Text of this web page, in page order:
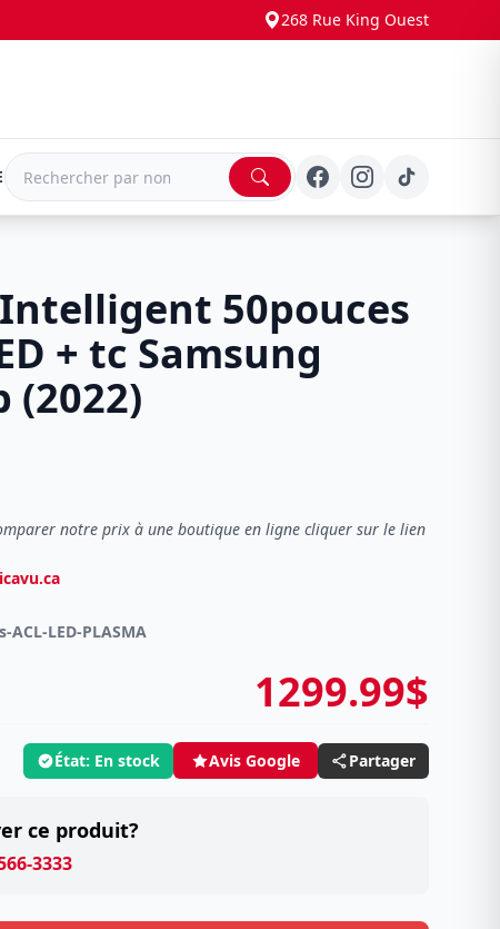
268 Rue King Ouest
50pouces
+ tc Samsung
(2022)
notre prix à une boutique en ligne cliquer sur le lien
ACL-LED-PLASMA
1299.99$
État: En stock Avis Google Partager
ce produit?
3333